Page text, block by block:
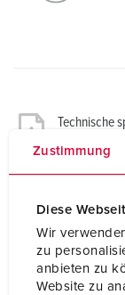
Zustimmung
Diese
Wir
zu
anbieten zu
Website zu
Technische